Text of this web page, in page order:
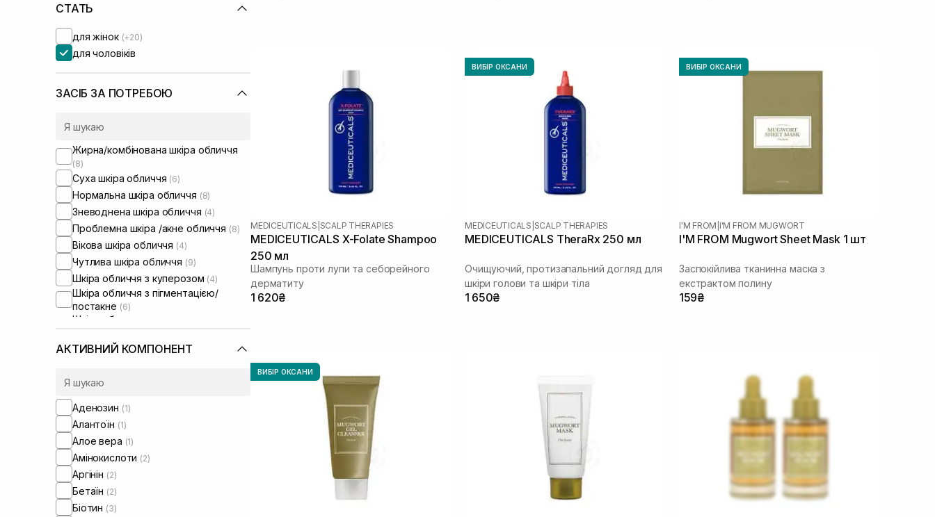
СТАТЬ
для жінок (+20)
для чоловіків
ЗАСІБ ЗА ПОТРЕБОЮ
Жирна/комбінована шкіра обличчя
(8)
Суха шкіра обличчя (6)
Нормальна шкіра обличчя (8)
Зневоднена шкіра обличчя (4)
Проблемна шкіра /акне обличчя (8)
Вікова шкіра обличчя (4)
Чутлива шкіра обличчя (9)
Шкіра обличчя з куперозом (4)
Шкіра обличчя з пігментацією/
постакне (6)
Шкіра обличчя з розширеними
порами
Шкіра обличчя з порушеним
мікробіомом
АКТИВНИЙ КОМПОНЕНТ
Аденозин (1)
Алантоїн (1)
Алое вера (1)
Амінокислоти (2)
Аргінін (2)
Бетаїн (2)
Біотин (3)
MEDICEUTICALS SCALP THERAPIES
MEDICEUTICALS X-Folate Shampoo
250 мл
Шампунь проти лупи та себорейного
дерматиту
1 620₴
ВИБІР ОКСАНИ
MEDICEUTICALS SCALP THERAPIES
MEDICEUTICALS TheraRx 250 мл
Очищуючий, протизапальний догляд для
шкіри голови та шкіри тіла
1 650₴
ВИБІР ОКСАНИ
I'M FROM I'M FROM MUGWORT
I'M FROM Mugwort Sheet Mask 1 шт
Заспокійлива тканинна маска з
екстрактом полину
159₴
ВИБІР ОКСАНИ